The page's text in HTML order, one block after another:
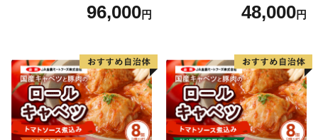
96,000円 48,000円